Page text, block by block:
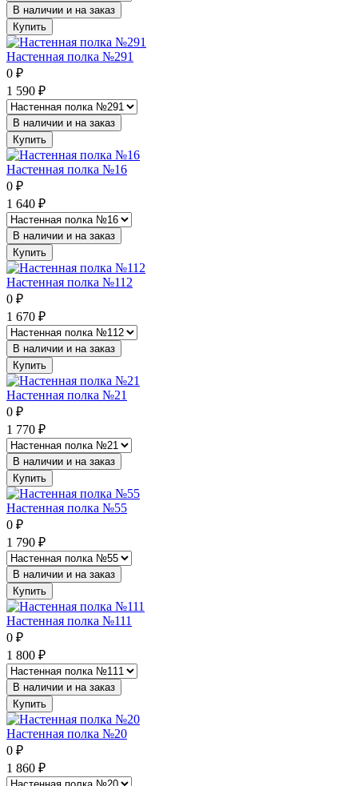
В наличии и на заказ
Купить
Настенная полка №291
0 ₽
1 590 ₽
В наличии и на заказ
Купить
Настенная полка №16
0 ₽
1 640 ₽
В наличии и на заказ
Купить
Настенная полка №112
0 ₽
1 670 ₽
В наличии и на заказ
Купить
Настенная полка №21
0 ₽
1 770 ₽
В наличии и на заказ
Купить
Настенная полка №55
0 ₽
1 790 ₽
В наличии и на заказ
Купить
Настенная полка №111
0 ₽
1 800 ₽
В наличии и на заказ
Купить
Настенная полка №20
0 ₽
1 860 ₽